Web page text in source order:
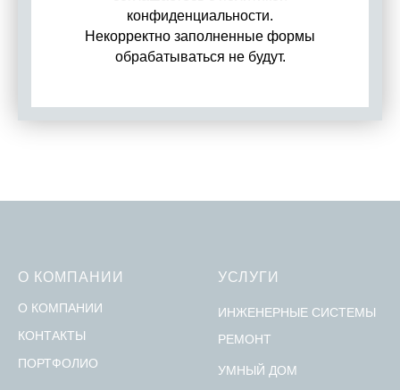
конфиденциальности.
Некорректно заполненные формы
обрабатываться не будут.
О КОМПАНИИ
О КОМПАНИИ
КОНТАКТЫ
ПОРТФОЛИО
УСЛУГИ
ИНЖЕНЕРНЫЕ СИСТЕМЫ
РЕМОНТ
УМНЫЙ ДОМ